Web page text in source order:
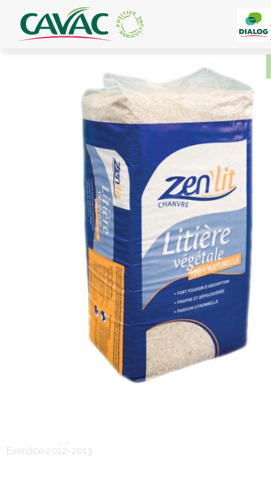
Exercice 2012-2013
Panneau de gestion des cookies